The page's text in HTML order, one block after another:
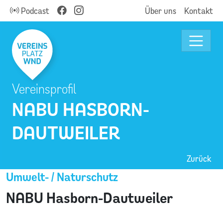
Podcast Über uns Kontakt
NABU HASBORN-
DAUTWEILER
Vereinsprofil
Zurück
NABU Hasborn-Dautweiler
Umwelt- / Naturschutz